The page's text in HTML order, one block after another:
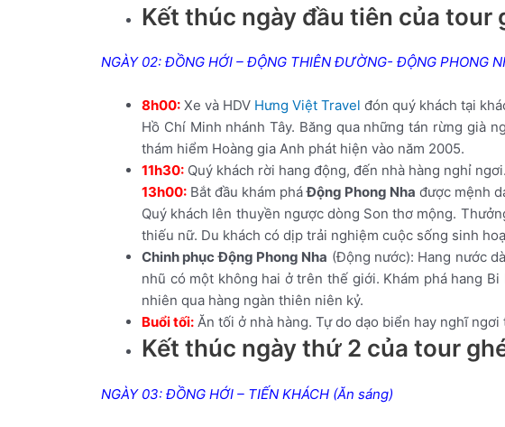
Kết thúc ngày đầu tiên của tour
NGÀY 02: ĐỒNG HỚI – ĐỘNG THIÊN ĐƯỜNG- ĐỘNG PHONG
8h00: Xe và HDV Hưng Việt Travel đón quý khách tại
Hồ Chí Minh nhánh Tây. Băng qua những tán rừng già
thám hiểm Hoàng gia Anh phát hiện vào năm 2005.
11h30: Quý khách rời hang động, đến nhà hàng nghỉ
13h00: Bắt đầu khám pháĐộng Phong Nha được mệnh
Quý khách lên thuyền ngược dòng Son thơ mộng.
thiếu nữ. Du khách có dịp trải nghiệm cuộc sống sinh
Chinh phục Động Phong Nha (Động nước): Hang nước
nhũ có một không hai ở trên thế giới. Khám phá hang
nhiên qua hàng ngàn thiên niên kỷ.
Buổi tối: Ăn tối ở nhà hàng. Tự do dạo biển hay nghĩ ngơi
Kết thúc ngày thứ 2 của tour
NGÀY 03: ĐỒNG HỚI – TIẾN KHÁCH (Ăn sáng)